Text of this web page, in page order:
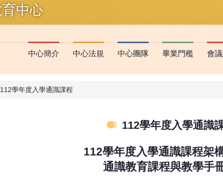
中心簡介 中心法規 中心團隊 畢業門檻 會
112學年度入學通識課程
112學年度入學通識
112學年度入學通識課程架
通識教育課程與教學手